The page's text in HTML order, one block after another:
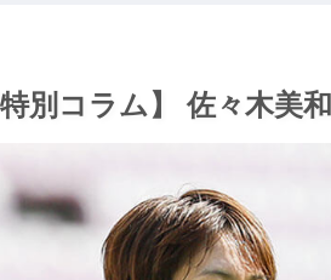
特別コラム】 佐々木美